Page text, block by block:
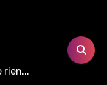
rien...